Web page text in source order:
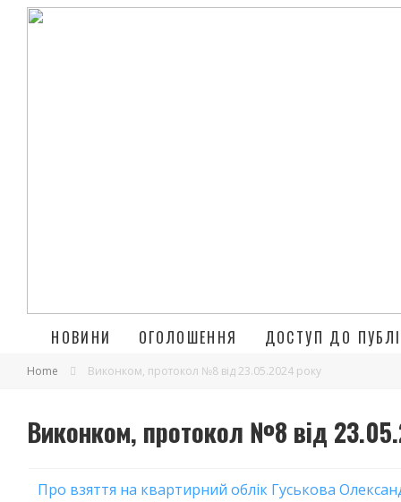
НОВИНИ ОГОЛОШЕННЯ ДОСТУП ДО
Home Виконком, протокол №8 від 23.05.2024 року
Виконком, протокол №8 від
Про взяття на квартирний облік Гуськова